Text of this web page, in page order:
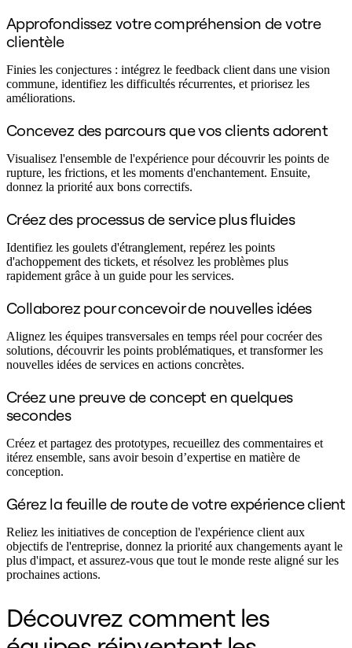
IT
Par initiative stratégique
Transformation des méthodes de travail
Expérience numérique du personnel
Ressources
Témoignages clients
Académie
Webinaires
Communauté et service d’assistance
Évènements
Communauté
Blog
Services professionnels Miro
Partenaires de solutions
Tarifs
Approfondissez votre compréhension de votre
clientèle
Finies les conjectures : intégrez le feedback client dans une vision
commune, identifiez les difficultés récurrentes, et priorisez les
améliorations.
Concevez des parcours que vos clients adorent
Visualisez l'ensemble de l'expérience pour découvrir les points de
rupture, les frictions, et les moments d'enchantement. Ensuite,
donnez la priorité aux bons correctifs.
Créez des processus de service plus fluides
Identifiez les goulets d'étranglement, repérez les points
d'achoppement des tickets, et résolvez les problèmes plus
rapidement grâce à un guide pour les services.
Collaborez pour concevoir de nouvelles idées
Alignez les équipes transversales en temps réel pour cocréer des
solutions, découvrir les points problématiques, et transformer les
nouvelles idées de services en actions concrètes.
Créez une preuve de concept en quelques
secondes
Créez et partagez des prototypes, recueillez des commentaires et
itérez ensemble, sans avoir besoin d’expertise en matière de
conception.
Gérez la feuille de route de votre expérience client
Reliez les initiatives de conception de l'expérience client aux
objectifs de l'entreprise, donnez la priorité aux changements ayant le
plus d'impact, et assurez-vous que tout le monde reste aligné sur les
prochaines actions.
Découvrez comment les